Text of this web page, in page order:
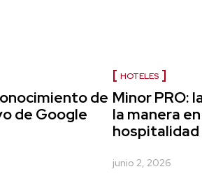
de
de Google
HOTELES
Minor PRO:
la manera
hospitalidad
junio 2, 2026